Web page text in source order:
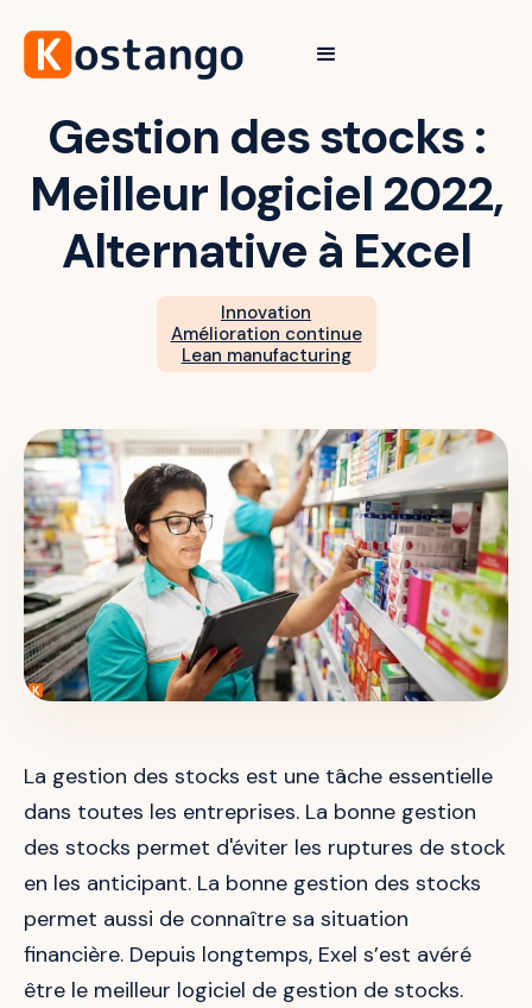
Gestion des stocks :
Meilleur logiciel 2022,
Alternative à Excel
Innovation
Amélioration continue
Lean manufacturing
La gestion des stocks est une tâche essentielle
dans toutes les entreprises. La bonne gestion
des stocks permet d'éviter les ruptures de stock
en les anticipant. La bonne gestion des stocks
permet aussi de connaître sa situation
financière. Depuis longtemps, Exel s’est avéré
être le meilleur logiciel de gestion de stocks.